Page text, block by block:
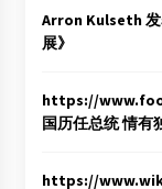
Arron Kulseth发
展》
https://
国历任总统 情有
https://